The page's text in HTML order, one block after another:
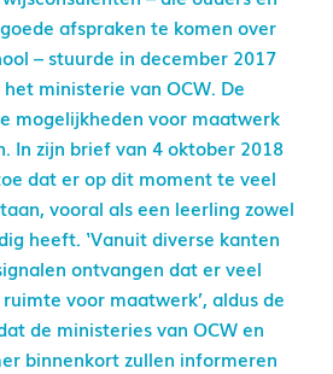
afspraken te komen over
– stuurde in december 2017
ministerie van OCW. De
mogelijkheden voor maatwerk
In zijn brief van 4 oktober 2018
dat er op dit moment te veel
vooral als een leerling zowel
heeft. ‘Vanuit diverse kanten
ontvangen dat er veel
voor maatwerk’, aldus de
de ministeries van OCW en
binnenkort zullen informeren